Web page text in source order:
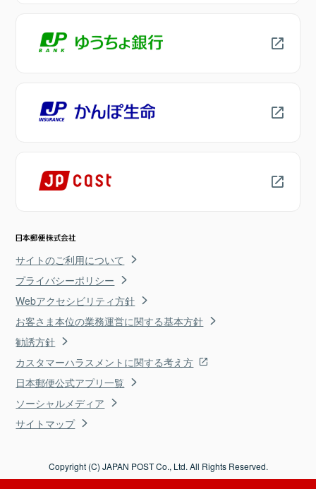
サイトのご利用について
プライバシーポリシー
Webアクセシビリティ方針
お客さま本位の業務運営に関する基本方針
勧誘方針
カスタマーハラスメントに関する考え方
日本郵便公式アプリ一覧
ソーシャルメディア
サイトマップ
Copyright (C) JAPAN POST Co., Ltd. All Rights Reserved.